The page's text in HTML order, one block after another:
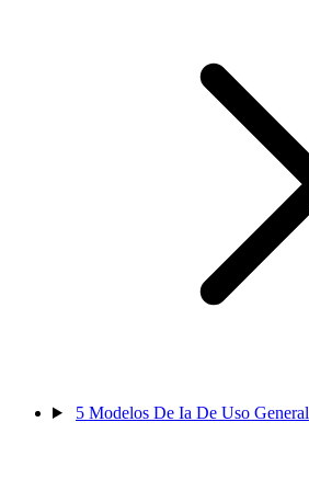
5 Modelos De Ia De Uso General